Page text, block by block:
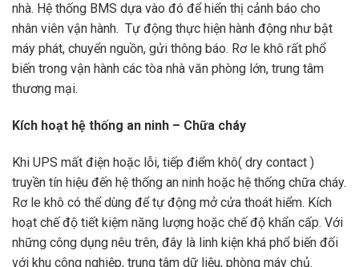
nhà. Hệ thống BMS dựa vào đó để hiển thị cảnh báo cho
nhân viên vận hành. Tự động thực hiện hành động như bật
máy phát, chuyển nguồn, gửi thông báo. Rơ le khô rất phổ
biến trong vận hành các tòa nhà văn phòng lớn, trung tâm
thương mại.
Kích hoạt hệ thống an ninh – Chữa cháy
Khi UPS mất điện hoặc lỗi, tiếp điểm khô( dry contact )
truyền tín hiệu đến hệ thống an ninh hoặc hệ thống chữa cháy.
Rơ le khô có thể dùng để tự động mở cửa thoát hiểm. Kích
hoạt chế độ tiết kiệm năng lượng hoặc chế độ khẩn cấp. Với
những công dụng nêu trên, đây là linh kiện khá phổ biến đối
với khu công nghiệp, trung tâm dữ liệu, phòng máy chủ.